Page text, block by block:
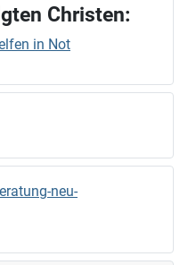
Christen: